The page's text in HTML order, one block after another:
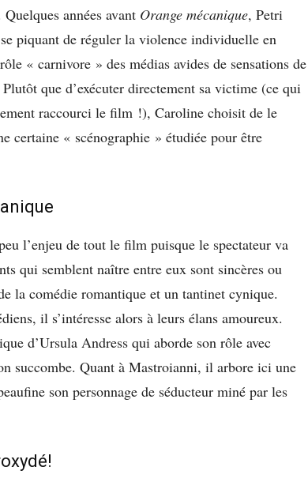
années avant Orange mécanique, Petri
piquant de réguler la violence individuelle en
« carnivore » des médias avides de sensations de
que d’exécuter directement sa victime (ce qui
raccourci le film !), Caroline choisit de le
certaine « scénographie » étudiée pour être
l’enjeu de tout le film puisque le spectateur va
qui semblent naître entre eux sont sincères ou
la comédie romantique et un tantinet cynique.
il s’intéresse alors à leurs élans amoureux.
d’Ursula Andress qui aborde son rôle avec
succombe. Quant à Mastroianni, il arbore ici une
son personnage de séducteur miné par les